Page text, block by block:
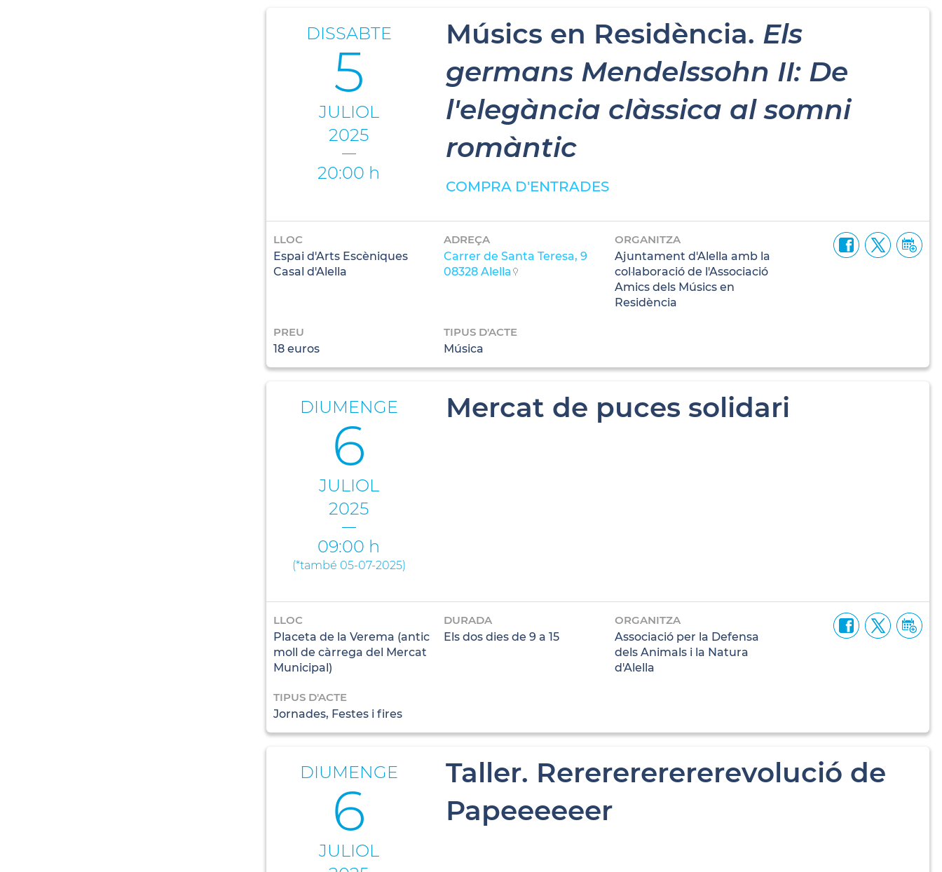
DISSABTE
5
JULIOL
2025
20:00 h
Músics en Residència. Els
germans Mendelssohn II: De
l'elegància clàssica al somni
romàntic
COMPRA D'ENTRADES
LLOC
Espai d'Arts Escèniques
Casal d'Alella
ADREÇA
Carrer de Santa Teresa, 9
08328 Alella
ORGANITZA
Ajuntament d'Alella amb la
col·laboració de l'Associació
Amics dels Músics en
Residència
PREU
18 euros
TIPUS D'ACTE
Música
DIUMENGE
6
JULIOL
2025
09:00 h
(*també 05-07-2025)
Mercat de puces solidari
LLOC
Placeta de la Verema (antic
moll de càrrega del Mercat
Municipal)
DURADA
Els dos dies de 9 a 15
ORGANITZA
Associació per la Defensa
dels Animals i la Natura
d'Alella
TIPUS D'ACTE
Jornades, Festes i fires
DIUMENGE
6
JULIOL
Taller. Rererererererevolució de
Papeeeeeer